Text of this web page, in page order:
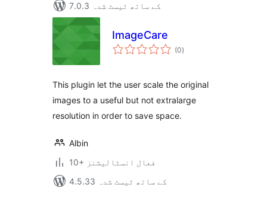
7.0.3 کے ساتھ ٹیسٹ شدہ
ImageCare
(0مجموعی
درجہ
)
This plugin let the user scale the original
images to a useful but not extralarge
resolution in order to save space.
Albin
10+ فعال انسٹالیشنز
4.5.33 کے ساتھ ٹیسٹ شدہ